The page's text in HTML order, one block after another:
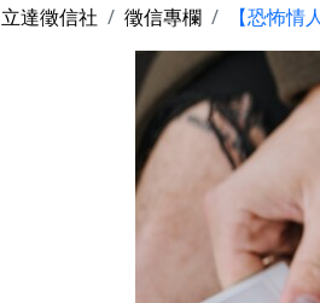
立達徵信社 徵信專欄 【恐怖情